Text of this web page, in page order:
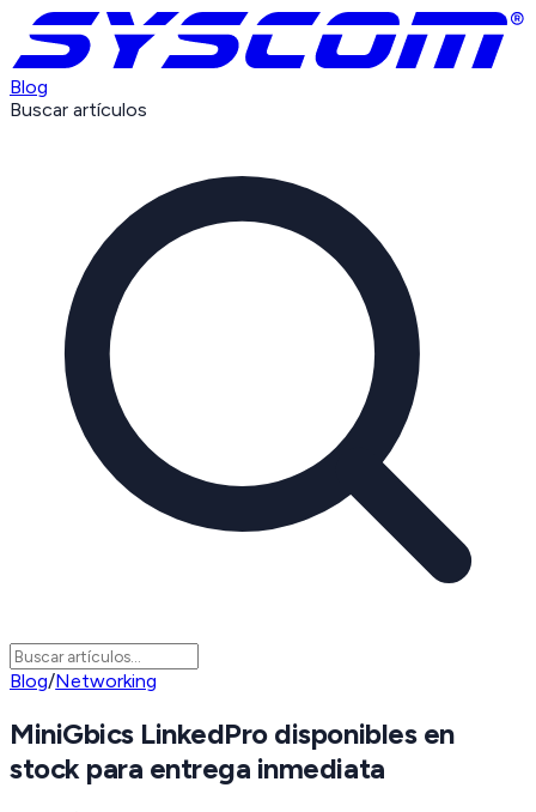
Blog
Buscar artículos
Blog/Networking
MiniGbics LinkedPro disponibles en
stock para entrega inmediata